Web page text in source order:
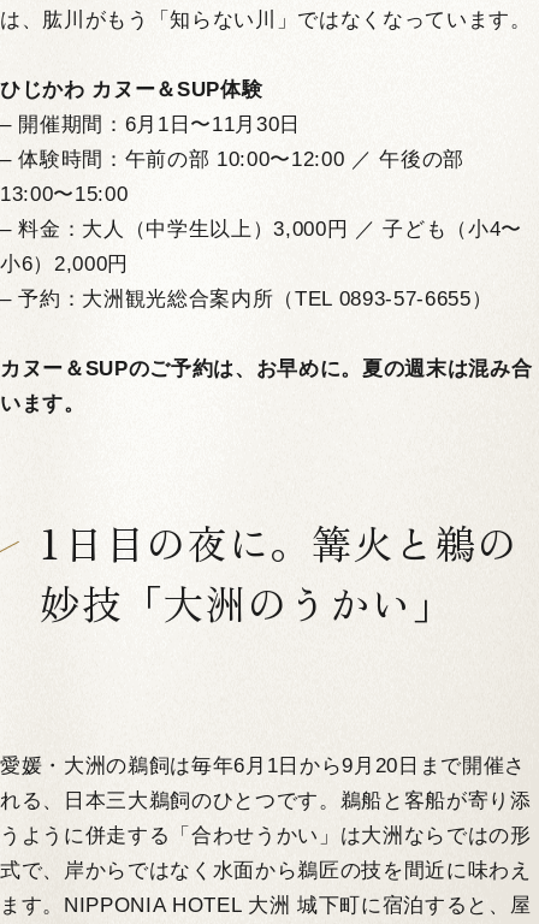
は、肱川がもう「知らない川」ではなくなっています。
ひじかわ カヌー＆SUP体験
– 開催期間：6月1日〜11月30日
– 体験時間：午前の部 10:00〜12:00 ／ 午後の部
13:00〜15:00
– 料金：大人（中学生以上）3,000円 ／ 子ども（小4〜
小6）2,000円
– 予約：大洲観光総合案内所（TEL 0893-57-6655）
カヌー＆SUPのご予約は、お早めに。夏の週末は混み合
います。
1日目の夜に。篝火と鵜の
妙技「大洲のうかい」
愛媛・大洲の鵜飼は毎年6月1日から9月20日まで開催さ
れる、日本三大鵜飼のひとつです。鵜船と客船が寄り添
うように併走する「合わせうかい」は大洲ならではの形
式で、岸からではなく水面から鵜匠の技を間近に味わえ
ます。NIPPONIA HOTEL 大洲 城下町に宿泊すると、屋